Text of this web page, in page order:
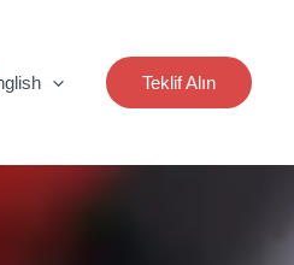
Teklif Alın